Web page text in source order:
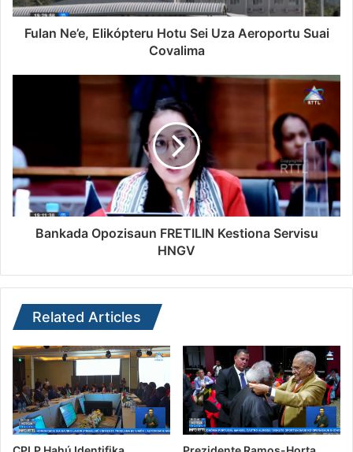
Fulan Ne’e, Elikópteru Hotu Sei Uza Aeroportu Suai
Covalima
Bankada Opozisaun FRETILIN Kestiona Servisu
HNGV
Related Articles